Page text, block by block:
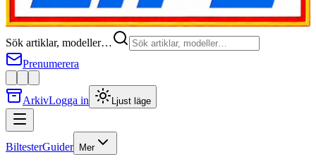
Sök artiklar, modeller…
Prenumerera
ArkivLogga in Ljust läge
BiltesterGuider Mer